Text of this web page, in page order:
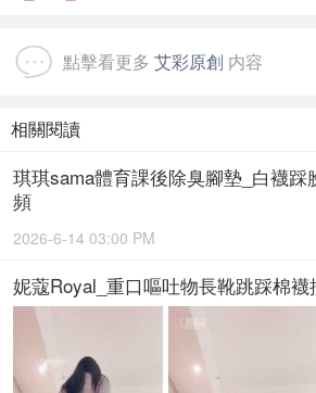
點擊看更多 艾彩原創 内容
相關閱讀
琪琪sama體育課後除臭腳墊_白襪
頻
2026-6-14 03:00 PM
妮蔻Royal_重口嘔吐物長靴跳踩棉